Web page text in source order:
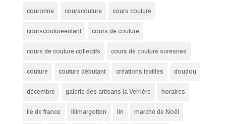
couronne courscouture cours couture
courscoutureenfant cours de couture
cours de couture collectifs cours de couture suresnes
couture couture débutant créations textiles doudou
décembre galerie des artisans la Verrière horaires
ile de france lilimargotton lin marché de Noël